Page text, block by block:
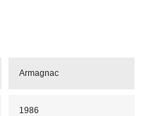
Armagnac
1986